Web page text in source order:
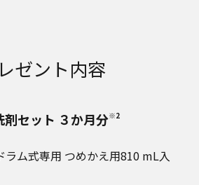
ゼント内容
剤セット ３か月分※2
ラム式専用 つめかえ用810 mL入